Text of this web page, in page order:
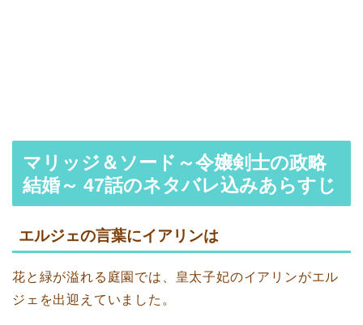
マリッジ＆ソード～令嬢剣士の政略
結婚～ 47話のネタバレ込みあらすじ
エルジェの言葉にイアリンは
花と緑が溢れる庭園では、皇太子妃のイアリンがエル
ジェを出迎えていました。